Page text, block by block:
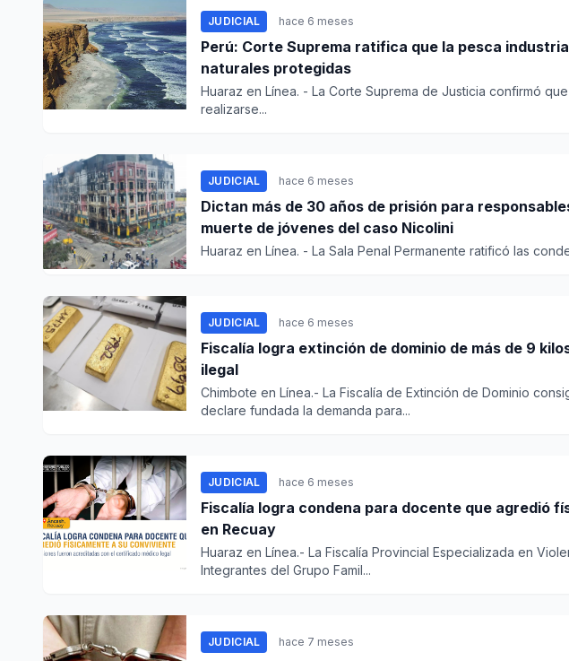
JUDICIAL hace 6 meses
Perú: Corte Suprema ratifica que la pesca
naturales protegidas
Huaraz en Línea. - La Corte Suprema de Justicia confirmó
realizarse...
JUDICIAL hace 6 meses
Dictan más de 30 años de prisión para
muerte de jóvenes del caso Nicolini
Huaraz en Línea. - La Sala Penal Permanente ratificó las
JUDICIAL hace 6 meses
Fiscalía logra extinción de dominio de más de 9
ilegal
Chimbote en Línea.- La Fiscalía de Extinción de Dominio
declare fundada la demanda para...
JUDICIAL hace 6 meses
Fiscalía logra condena para docente que agredió
en Recuay
Huaraz en Línea.- La Fiscalía Provincial Especializada en
Integrantes del Grupo Famil...
JUDICIAL hace 7 meses